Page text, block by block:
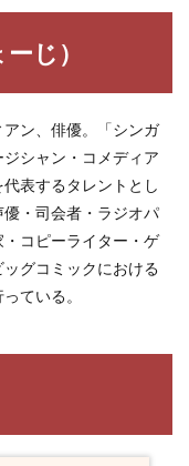
じ）
ン、俳優。「シンガ
シャン・コメディア
表するタレントとし
・司会者・ラジオパ
コピーライター・ゲ
グコミックにおける
ている。